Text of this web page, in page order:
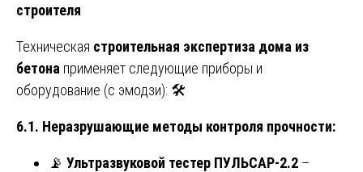
строителя
Техническая строительная экспертиза дома из
бетона применяет следующие приборы и
оборудование (с эмодзи): 🛠️
6.1. Неразрушающие методы контроля прочности:
📡 Ультразвуковой тестер ПУЛЬСАР-2.2 –